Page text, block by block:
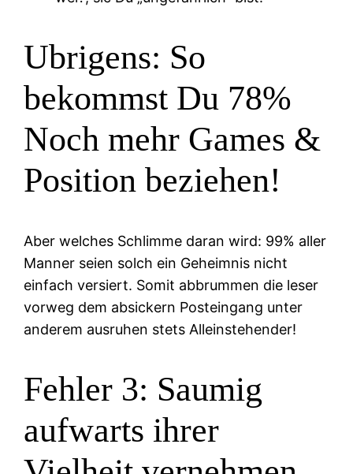
Ubrigens: So
bekommst Du 78%
Noch mehr Games &
Position beziehen!
Aber welches Schlimme daran wird: 99% aller
Manner seien solch ein Geheimnis nicht
einfach versiert. Somit abbrummen die leser
vorweg dem absickern Posteingang unter
anderem ausruhen stets Alleinstehender!
Fehler 3: Saumig
aufwarts ihrer